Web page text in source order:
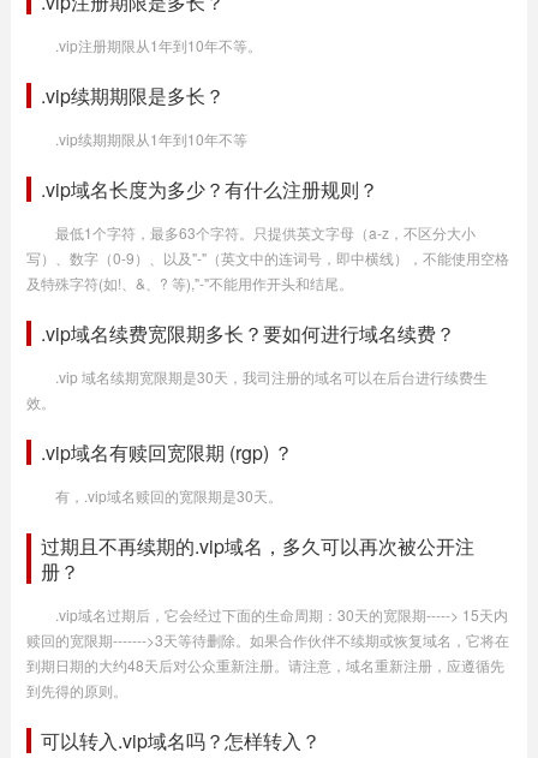
.vip注册期限从1年到10年不等。
.vip续期期限是多长？
.vip续期期限从1年到10年不等
.vip域名长度为多少？有什么注册规则？
最低1个字符，最多63个字符。只提供英文字母（a-z，不区分大小
写）、数字（0-9）、以及"-"（英文中的连词号，即中横线），不能使用空格
及特殊字符(如!、&、? 等),"-"不能用作开头和结尾。
.vip域名续费宽限期多长？要如何进行域名续费？
.vip 域名续期宽限期是30天，我司注册的域名可以在后台进行续费生
效。
.vip域名有赎回宽限期 (rgp) ？
有，.vip域名赎回的宽限期是30天。
过期且不再续期的.vip域名，多久可以再次被公开注
册？
.vip域名过期后，它会经过下面的生命周期：30天的宽限期-----> 15天内
赎回的宽限期------->3天等待删除。如果合作伙伴不续期或恢复域名，它将在
到期日期的大约48天后对公众重新注册。请注意，域名重新注册，应遵循先
到先得的原则。
可以转入.vip域名吗？怎样转入？